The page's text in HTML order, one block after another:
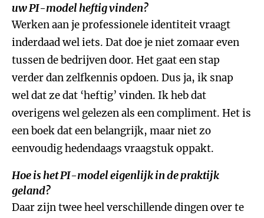
uw PI-model heftig vinden?
Werken aan je professionele identiteit vraagt
inderdaad wel iets. Dat doe je niet zomaar even
tussen de bedrijven door. Het gaat een stap
verder dan zelfkennis opdoen. Dus ja, ik snap
wel dat ze dat ‘heftig’ vinden. Ik heb dat
overigens wel gelezen als een compliment. Het is
een boek dat een belangrijk, maar niet zo
eenvoudig hedendaags vraagstuk oppakt.
Hoe is het PI-model eigenlijk in de praktijk
geland?
Daar zijn twee heel verschillende dingen over te